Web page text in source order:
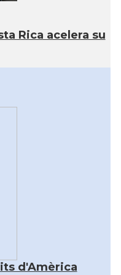
Rica acelera su
d'Amèrica